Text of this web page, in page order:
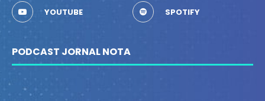
YOUTUBE SPOTIFY
PODCAST JORNAL NOTA